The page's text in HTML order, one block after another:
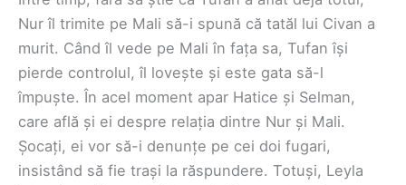
Nur îl trimite pe Mali să-i spună că tatăl lui Civan a
murit. Când îl vede pe Mali în fața sa, Tufan își
pierde controlul, îl lovește și este gata să-l
împuște. În acel moment apar Hatice și Selman,
care află și ei despre relația dintre Nur și Mali.
Șocați, ei vor să-i denunțe pe cei doi fugari,
insistând să fie trași la răspundere. Totuși, Leyla